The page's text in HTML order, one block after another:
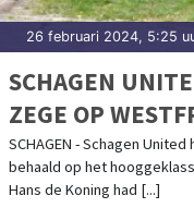
26 februari 2024, 5:25
SCHAGEN
ZEGE OP
SCHAGEN - Schagen
behaald op het
Hans de Koning had [...]